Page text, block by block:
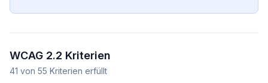
WCAG 2.2 Kriterien
41 von 55 Kriterien erfüllt